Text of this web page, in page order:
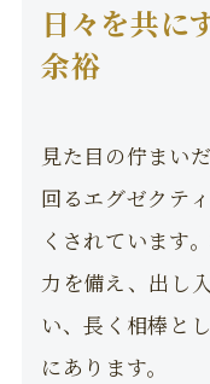
日々を共に
余裕
見た目の佇まい
回るエグゼクテ
くされています
力を備え、出し
い、長く相棒と
にあります。